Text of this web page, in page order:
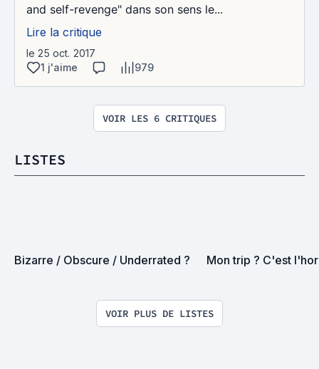
and self-revenge" dans son sens le...
Lire la critique
le 25 oct. 2017
1 j'aime
979
VOIR LES 6 CRITIQUES
LISTES
Bizarre / Obscure / Underrated ? Mon trip ? C'est
VOIR PLUS DE LISTES